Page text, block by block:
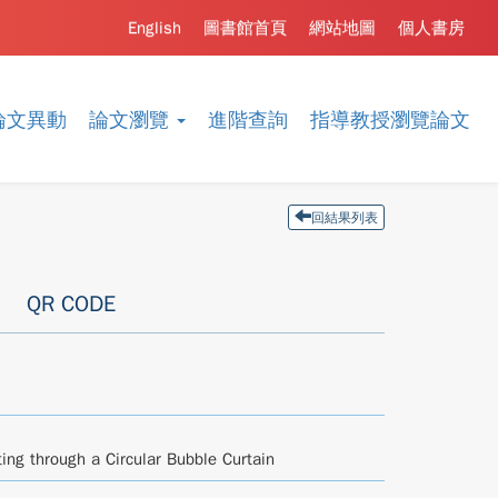
文異動 論文瀏覽 進階查詢 指導教授瀏覽論文
個人書房
網站地圖
圖書館首頁
English
回結果列表
QR CODE
through a Circular Bubble Curtain